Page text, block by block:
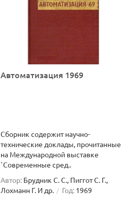
Автоматизация 1969
Сборник содержит научно-
технические доклады, прочитанные
на Международной выставке
`Современные сред..
Автор: Брудник С. С., Пиггот С. Г.,
Лохманн Г. И др.
Год: 1969